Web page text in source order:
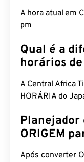
A hora atual em
pm
Qual é a
horários de
A Central Africa
HORÁRIA do
Planejador
ORIGEM
Após converter